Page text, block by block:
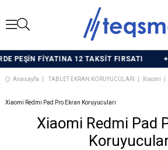
PEŞİN FİYATINA 12 TAKSİT FIRSATI
Anasayfa TABLET EKRAN KORUYUCULARI Xiaomi
Xiaomi Redmi Pad Pro Ekran Koruyucuları
Xiaomi Redmi Pad